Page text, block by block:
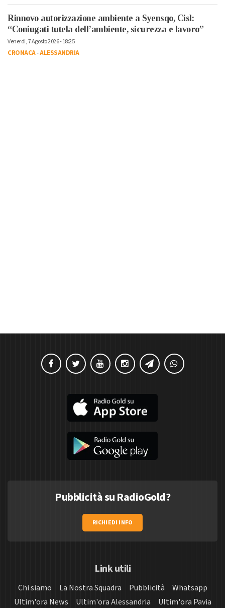
Rinnovo autorizzazione ambiente a Syensqo, Cisl:
“Coniugati tutela dell’ambiente, sicurezza e lavoro”
Venerdì, 7 Agosto 2026 - 18:25
CRONACA-ALESSANDRIA
Pubblicità su RadioGold?
RICHIEDI INFO
Link utili
Chi siamo La Nostra Squadra Pubblicità
Whatsapp
Ultim'ora News
Ultim'ora Alessandria
Ultim'ora Pavia